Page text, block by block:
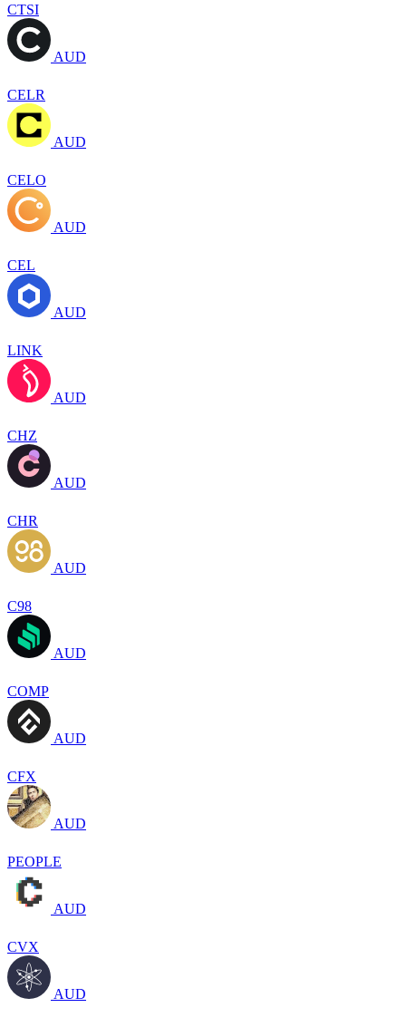
CTSI
AUD
CELR
AUD
CELO
AUD
CEL
AUD
LINK
AUD
CHZ
AUD
CHR
AUD
C98
AUD
COMP
AUD
CFX
AUD
PEOPLE
AUD
CVX
AUD